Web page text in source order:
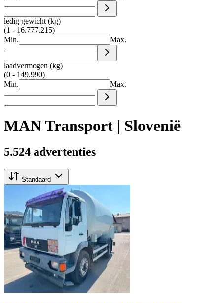
ledig gewicht (kg)
(1 - 16.777.215)
Min.
Max.
laadvermogen (kg)
(0 - 149.990)
Min.
Max.
MAN Transport | Slovenië
5.524 advertenties
Standaard